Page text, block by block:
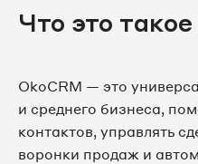
Что это
OkoCRM — это
и среднего бизнеса,
контактов, управлять
воронки продаж и